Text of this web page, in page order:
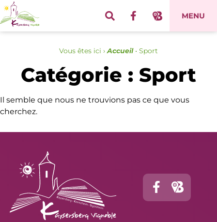
MENU
Vous êtes ici › Accueil• Sport
Catégorie : Sport
Il semble que nous ne trouvions pas ce que vous
cherchez.
Panneau de gestion des cookies